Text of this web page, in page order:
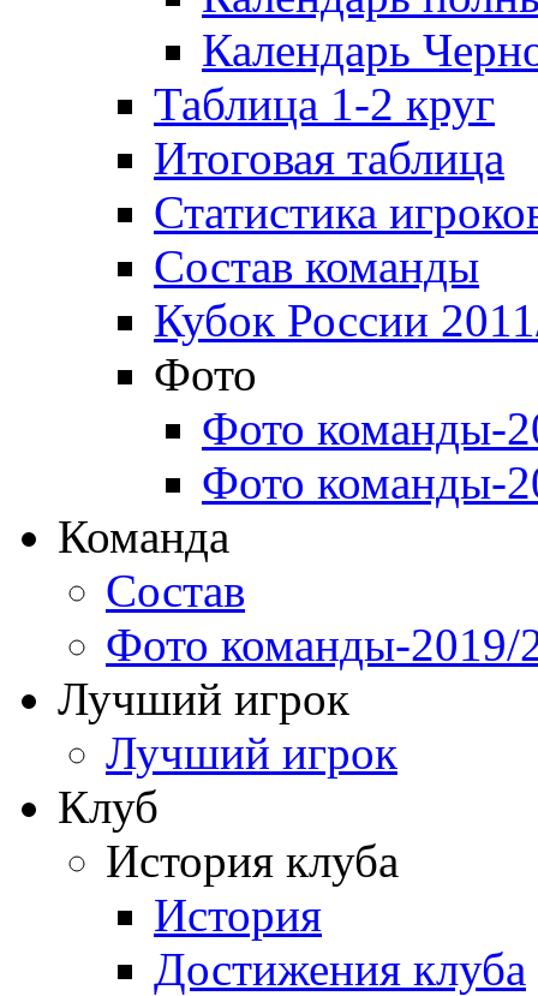
Календарь
Таблица 1-2 круг
Итоговая таблица
Статистика
Состав команды
Кубок России
Фото
Фото команды-
Фото команды-
Команда
Состав
Фото команды-2019/
Лучший игрок
Лучший игрок
Клуб
История клуба
История
Достижения клуба